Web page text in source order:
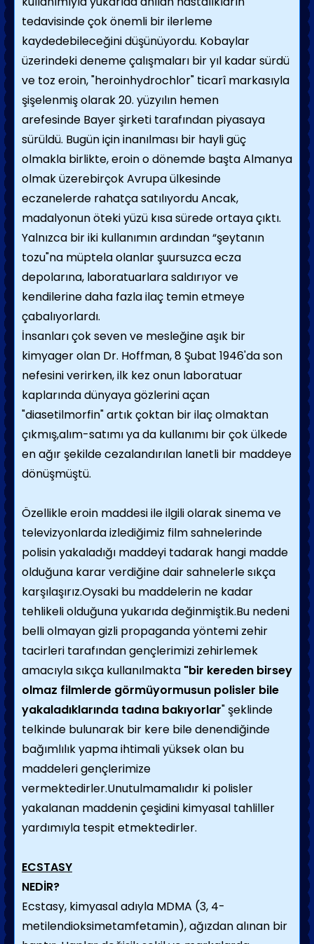
tedavisinde çok önemli bir ilerleme
kaydedebileceğini düşünüyordu. Kobaylar
üzerindeki deneme çalışmaları bir yıl kadar sürdü
ve toz eroin, "heroinhydrochlor" ticarî markasıyla
şişelenmiş olarak 20. yüzyılın hemen
arefesinde Bayer şirketi tarafından piyasaya
sürüldü. Bugün için inanılması bir hayli güç
olmakla birlikte, eroin o dönemde başta Almanya
olmak üzerebirçok Avrupa ülkesinde
eczanelerde rahatça satılıyordu Ancak,
madalyonun öteki yüzü kısa sürede ortaya çıktı.
Yalnızca bir iki kullanımın ardından “şeytanın
tozu"na müptela olanlar şuursuzca ecza
depolarına, laboratuarlara saldırıyor ve
kendilerine daha fazla ilaç temin etmeye
çabalıyorlardı.
İnsanları çok seven ve mesleğine aşık bir
kimyager olan Dr. Hoffman, 8 Şubat 1946'da son
nefesini verirken, ilk kez onun laboratuar
kaplarında dünyaya gözlerini açan
"diasetilmorfin" artık çoktan bir ilaç olmaktan
çıkmış,alım-satımı ya da kullanımı bir çok ülkede
en ağır şekilde cezalandırılan lanetli bir maddeye
dönüşmüştü.
Özellikle eroin maddesi ile ilgili olarak sinema ve
televizyonlarda izlediğimiz film sahnelerinde
polisin yakaladığı maddeyi tadarak hangi madde
olduğuna karar verdiğine dair sahnelerle sıkça
karşılaşırız.Oysaki bu maddelerin ne kadar
tehlikeli olduğuna yukarıda değinmiştik.Bu nedeni
belli olmayan gizli propaganda yöntemi zehir
tacirleri tarafından gençlerimizi zehirlemek
amacıyla sıkça kullanılmakta "bir kereden birsey
olmaz filmlerde görmüyormusun polisler bile
yakaladıklarında tadına bakıyorlar" şeklinde
telkinde bulunarak bir kere bile denendiğinde
bağımlılık yapma ihtimali yüksek olan bu
maddeleri gençlerimize
vermektedirler.Unutulmamalıdır ki polisler
yakalanan maddenin çeşidini kimyasal tahliller
yardımıyla tespit etmektedirler.
ECSTASY
NEDİR?
Ecstasy, kimyasal adıyla MDMA (3, 4-
metilendioksimetamfetamin), ağızdan alınan bir